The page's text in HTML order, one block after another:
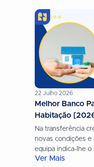
22 Julho 2026
Melhor Banco
Habitação
Na transferência
novas condições e
equipa indica-lhe
pode mudar a custo
Ver Mais